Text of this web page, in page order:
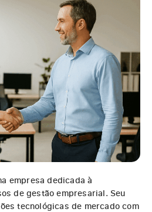
empresa dedicada à
de gestão empresarial. Seu
tecnológicas de mercado com